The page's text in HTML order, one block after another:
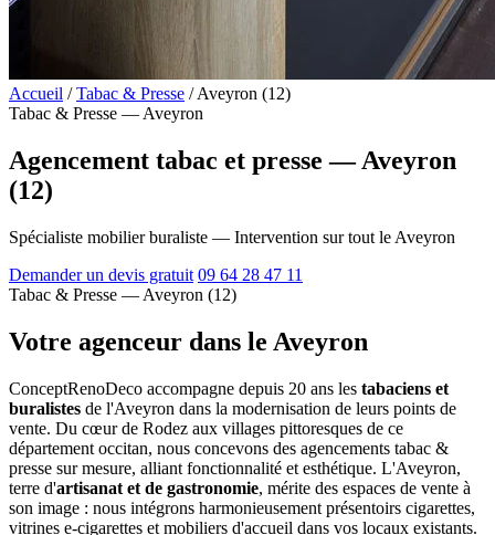
Accueil / Tabac & Presse / Aveyron (12)
Tabac & Presse — Aveyron
Agencement tabac et presse — Aveyron
(12)
Spécialiste mobilier buraliste — Intervention sur tout le Aveyron
Demander un devis gratuit 09 64 28 47 11
Tabac & Presse — Aveyron (12)
Votre agenceur dans le Aveyron
ConceptRenoDeco accompagne depuis 20 ans les tabaciens et
buralistes de l'Aveyron dans la modernisation de leurs points de
vente. Du cœur de Rodez aux villages pittoresques de ce
département occitan, nous concevons des agencements tabac &
presse sur mesure, alliant fonctionnalité et esthétique. L'Aveyron,
terre d'artisanat et de gastronomie, mérite des espaces de vente à
son image : nous intégrons harmonieusement présentoirs cigarettes,
vitrines e-cigarettes et mobiliers d'accueil dans vos locaux existants.